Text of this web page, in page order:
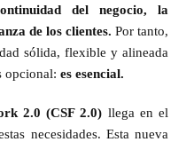
del negocio, la
de los clientes. Por tanto,
sólida, flexible y alineada
opcional: es esencial.
2.0 (CSF 2.0) llega en el
necesidades. Esta nueva